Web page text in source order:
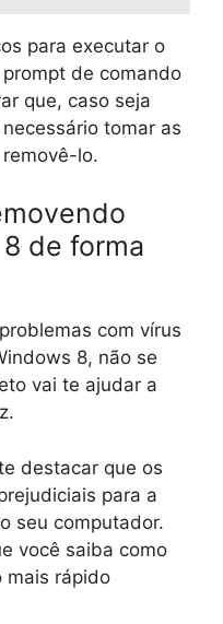
para executar o
de comando
que, caso seja
tomar as
lo.
de forma
com vírus
8, não se
vai te ajudar a
destacar que os
para a
seu computador.
você saiba como
mais rápido